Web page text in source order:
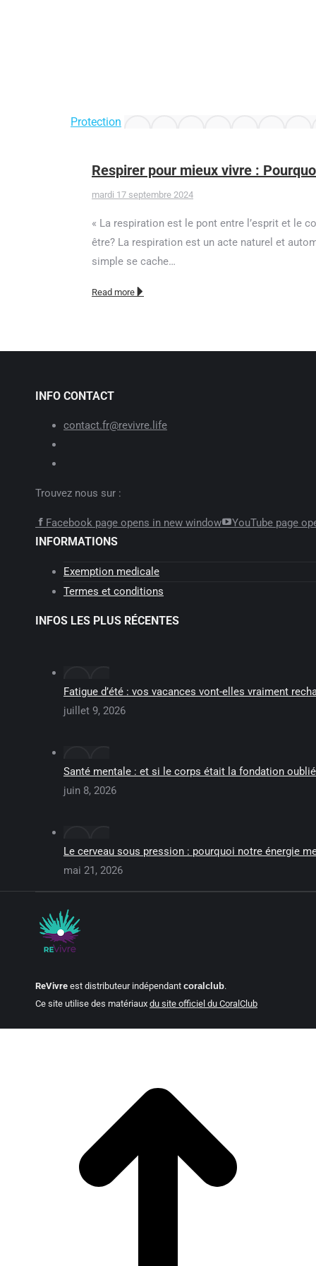
Protection
Respirer pour mieux vivre :
mardi 17 septembre 2024
« La respiration est le pont entre l’esprit et le
être? La respiration est un acte naturel et
simple se cache…
Read more
INFO CONTACT
contact.fr@revivre.life
Trouvez nous sur :
Facebook page opens in new window YouTube page
INFORMATIONS
Exemption medicale
Termes et conditions
INFOS LES PLUS RÉCENTES
Fatigue d’été : vos vacances vont-elles vraiment
juillet 9, 2026
Santé mentale : et si le corps était la fondation
juin 8, 2026
Le cerveau sous pression : pourquoi notre énergie
mai 21, 2026
ReVivre est distributeur indépendant coralclub.
Ce site utilise des matériaux du site officiel du CoralClub